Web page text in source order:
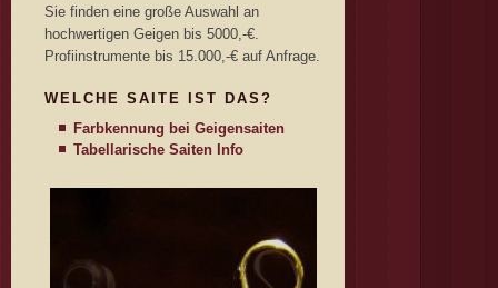
Sie finden eine große Auswahl an
hochwertigen Geigen bis 5000,-€.
Profiinstrumente bis 15.000,-€ auf Anfrage.
WELCHE SAITE IST DAS?
Farbkennung bei Geigensaiten
Tabellarische Saiten Info